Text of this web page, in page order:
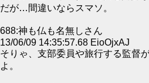
だが…間違いならスマソ。
688:神も仏も名無しさん
13/06/09 14:35:57.68 EioOjxAJ
そりゃ、支部委員や旅行する監督
よ。